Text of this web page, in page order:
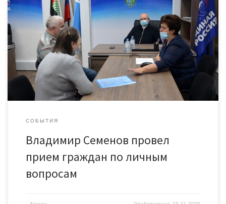
граждан в Общественной приемной партии «Единая Россия»
в посёлке Пойковский Нефтеюганского района. Обращения
всех пяти пойковчан, пришедших на прием, касались
жилищной темы. Совместно с главой поселения Аллой Бочко
депутат рассмотрел вопросы переселения из аварийного
фонда и приспособленных строений, а также — продвижение
очереди на получение жилья по социальному найму. В числе
[…]
СОБЫТИЯ
Владимир Семенов провел
прием граждан по личным
вопросам